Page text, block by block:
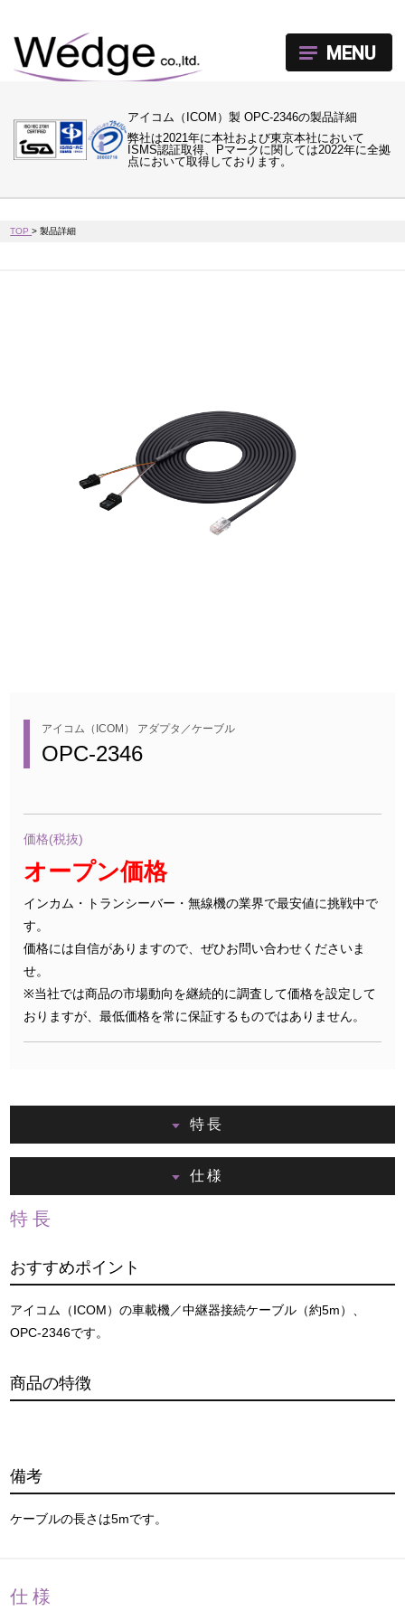
アイコム（ICOM）製 OPC-2346の製品詳細
弊社は2021年に本社および東京本社において
ISMS認証取得、Pマークに関しては2022年に全拠
点において取得しております。
MENU
TOP>製品詳細
アイコム（ICOM） アダプタ／ケーブル
OPC-2346
価格(税抜)
オープン価格
インカム・トランシーバー・無線機の業界で最安値に挑戦中で
す。
価格には自信がありますので、ぜひお問い合わせくださいま
せ。
※当社では商品の市場動向を継続的に調査して価格を設定して
おりますが、最低価格を常に保証するものではありません。
特長
仕様
特長
おすすめポイント
アイコム（ICOM）の車載機／中継器接続ケーブル（約5m）、
OPC-2346です。
商品の特徴
備考
ケーブルの長さは5mです。
仕様